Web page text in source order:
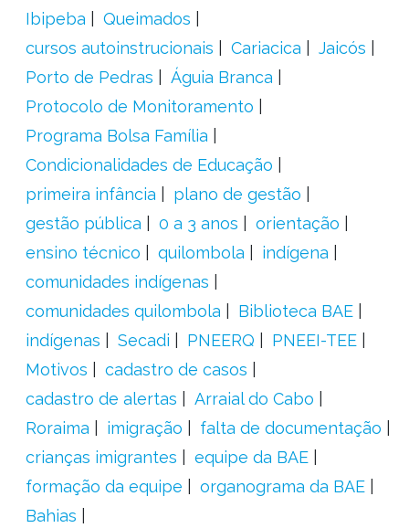
Ibipeba
Queimados
cursos autoinstrucionais
Cariacica
Jaicós
Porto de Pedras
Águia Branca
Protocolo de Monitoramento
Programa Bolsa Família
Condicionalidades de Educação
primeira infância
plano de gestão
gestão pública
0 a 3 anos
orientação
ensino técnico
quilombola
indígena
comunidades indígenas
comunidades quilombola
Biblioteca BAE
indígenas
Secadi PNEERQ
PNEEI-TEE
Motivos
cadastro de casos
cadastro de alertas
Arraial do Cabo
Roraima
imigração
falta de documentação
crianças imigrantes
equipe da BAE
formação da equipe
organograma da BAE
Bahias